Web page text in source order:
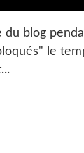
du blog
le